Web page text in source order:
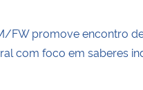
FW promove encontro
com foco em saberes